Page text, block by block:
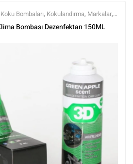
Koku Bombaları, Kokulandırma, Markalar,
Bombası Dezenfektan 150ML